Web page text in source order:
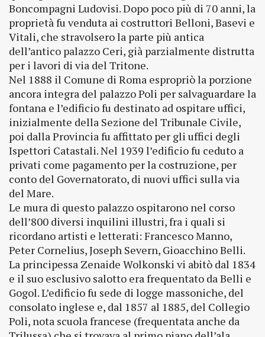
Boncompagni Ludovisi. Dopo poco più di 70 anni, la
proprietà fu venduta ai costruttori Belloni, Basevi e
Vitali, che stravolsero la parte più antica
dell’antico palazzo Ceri, già parzialmente distrutta
per i lavori di via del Tritone.
Nel 1888 il Comune di Roma espropriò la porzione
ancora integra del palazzo Poli per salvaguardare la
fontana e l’edificio fu destinato ad ospitare uffici,
inizialmente della Sezione del Tribunale Civile,
poi dalla Provincia fu affittato per gli uffici degli
Ispettori Catastali. Nel 1939 l’edificio fu ceduto a
privati come pagamento per la costruzione, per
conto del Governatorato, di nuovi uffici sulla via
del Mare.
Le mura di questo palazzo ospitarono nel corso
dell’800 diversi inquilini illustri, fra i quali si
ricordano artisti e letterati: Francesco Manno,
Peter Cornelius, Joseph Severn, Gioacchino Belli.
La principessa Zenaide Wolkonski vi abitò dal 1834
e il suo esclusivo salotto era frequentato da Belli e
Gogol. L’edificio fu sede di logge massoniche, del
consolato inglese e, dal 1857 al 1885, del Collegio
Poli, nota scuola francese (frequentata anche da